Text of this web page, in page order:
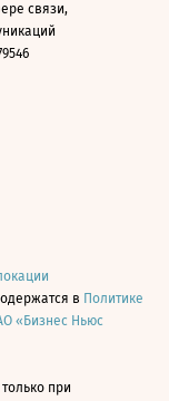
связи,
в Политике
«Бизнес Ньюс
при